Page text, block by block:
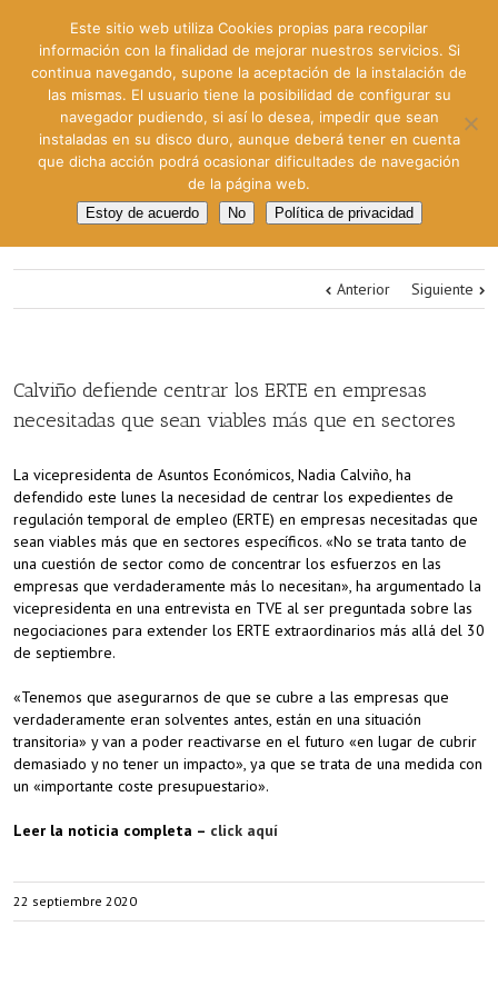
Anterior Siguiente
Calviño defiende centrar los ERTE en empresas
necesitadas que sean viables más que en sectores
La vicepresidenta de Asuntos Económicos, Nadia Calviño, ha
defendido este lunes la necesidad de centrar los expedientes de
regulación temporal de empleo (ERTE) en empresas necesitadas que
sean viables más que en sectores específicos. «No se trata tanto de
una cuestión de sector como de concentrar los esfuerzos en las
empresas que verdaderamente más lo necesitan», ha argumentado la
vicepresidenta en una entrevista en TVE al ser preguntada sobre las
negociaciones para extender los ERTE extraordinarios más allá del 30
de septiembre.
«Tenemos que asegurarnos de que se cubre a las empresas que
verdaderamente eran solventes antes, están en una situación
transitoria» y van a poder reactivarse en el futuro «en lugar de cubrir
demasiado y no tener un impacto», ya que se trata de una medida con
un «importante coste presupuestario».
Leer la noticia completa – click aquí
22 septiembre 2020
Este sitio web utiliza Cookies propias para recopilar
información con la finalidad de mejorar nuestros servicios. Si
continua navegando, supone la aceptación de la instalación de
las mismas. El usuario tiene la posibilidad de configurar su
navegador pudiendo, si así lo desea, impedir que sean
instaladas en su disco duro, aunque deberá tener en cuenta
que dicha acción podrá ocasionar dificultades de navegación
de la página web.
Estoy de acuerdo No Política de privacidad